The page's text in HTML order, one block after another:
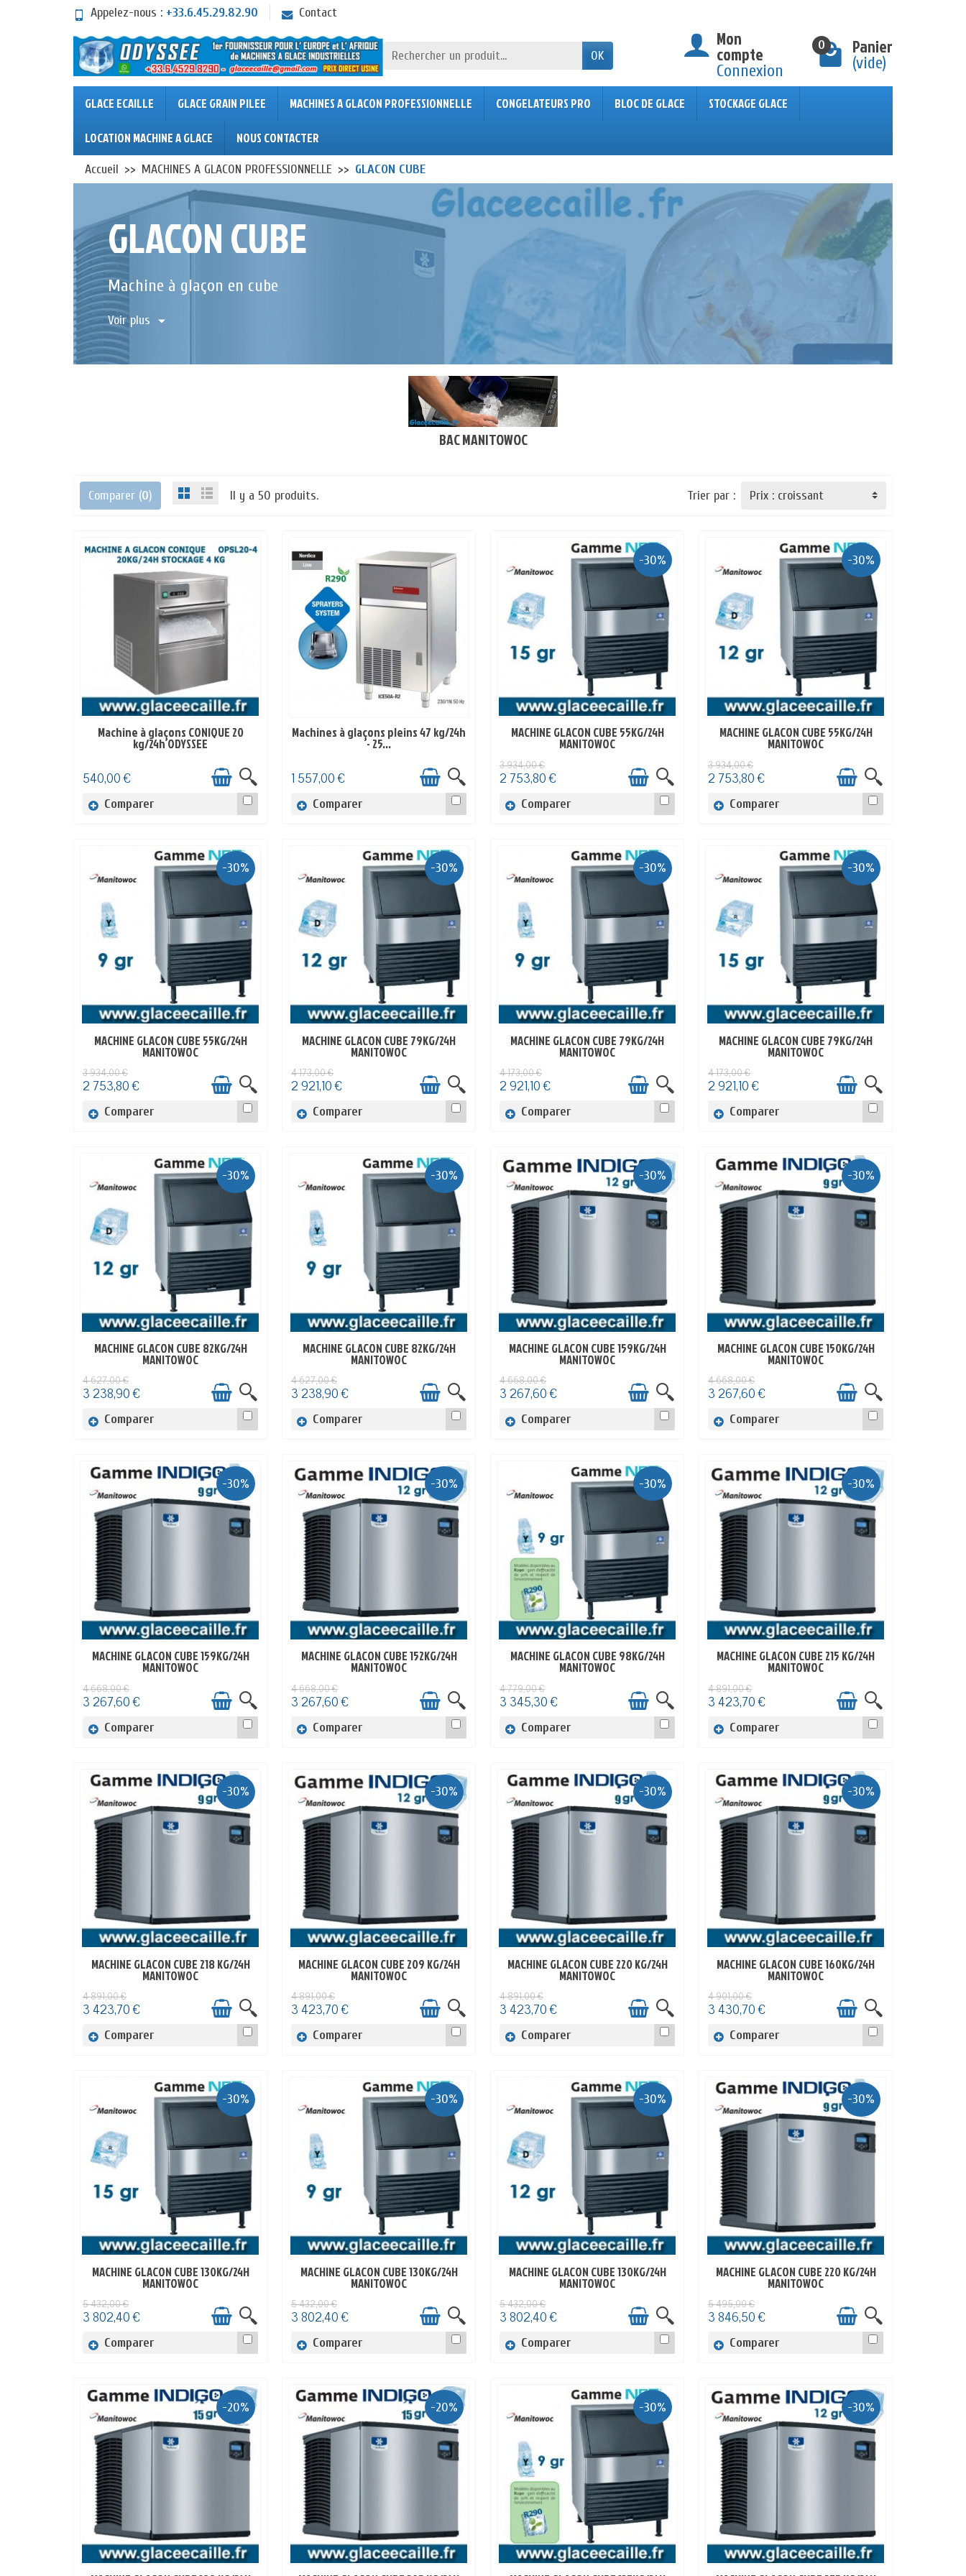
Appelez-nous : +33.6.45.29.82.90 Contact
OK
Mon
compte
Connexion
0 Panier
(vide)
GLACE ECAILLE GLACE GRAIN PILEE MACHINES A GLACON PROFESSIONNELLE CONGELATEURS PRO BLOC DE GLACE STOCKAGE GLACE
LOCATION MACHINE A GLACE NOUS CONTACTER
Accueil MACHINES A GLACON PROFESSIONNELLE GLACON CUBE
GLACON CUBE
Machine à glaçon en cube
Voir plus
BAC MANITOWOC
Comparer (0) Il y a 50 produits. Trier par :
EN STOCK
Machine à glaçons CONIQUE 20
kg/24h ODYSSEE
540,00 €
Comparer
EN STOCK
Machines à glaçons pleins 47 kg/24h
- 25...
1 557,00 €
Comparer
-30%
EN STOCK
MACHINE GLACON CUBE 55KG/24H
MANITOWOC
3 934,00 €
2 753,80 €
Comparer
-30%
EN STOCK
MACHINE GLACON CUBE 55KG/24H
MANITOWOC
3 934,00 €
2 753,80 €
Comparer
-30%
EN STOCK
MACHINE GLACON CUBE 55KG/24H
MANITOWOC
3 934,00 €
2 753,80 €
Comparer
-30%
EN STOCK
MACHINE GLACON CUBE 79KG/24H
MANITOWOC
4 173,00 €
2 921,10 €
Comparer
-30%
EN STOCK
MACHINE GLACON CUBE 79KG/24H
MANITOWOC
4 173,00 €
2 921,10 €
Comparer
-30%
EN STOCK
MACHINE GLACON CUBE 79KG/24H
MANITOWOC
4 173,00 €
2 921,10 €
Comparer
-30%
EN STOCK
MACHINE GLACON CUBE 82KG/24H
MANITOWOC
4 627,00 €
3 238,90 €
Comparer
-30%
EN STOCK
MACHINE GLACON CUBE 82KG/24H
MANITOWOC
4 627,00 €
3 238,90 €
Comparer
-30%
EN STOCK
MACHINE GLACON CUBE 159KG/24H
MANITOWOC
4 668,00 €
3 267,60 €
Comparer
-30%
EN STOCK
MACHINE GLACON CUBE 150KG/24H
MANITOWOC
4 668,00 €
3 267,60 €
Comparer
-30%
EN STOCK
MACHINE GLACON CUBE 159KG/24H
MANITOWOC
4 668,00 €
3 267,60 €
Comparer
-30%
EN STOCK
MACHINE GLACON CUBE 152KG/24H
MANITOWOC
4 668,00 €
3 267,60 €
Comparer
-30%
EN STOCK
MACHINE GLACON CUBE 98KG/24H
MANITOWOC
4 779,00 €
3 345,30 €
Comparer
-30%
EN STOCK
MACHINE GLACON CUBE 215 KG/24H
MANITOWOC
4 891,00 €
3 423,70 €
Comparer
-30%
EN STOCK
MACHINE GLACON CUBE 218 KG/24H
MANITOWOC
4 891,00 €
3 423,70 €
Comparer
-30%
EN STOCK
MACHINE GLACON CUBE 209 KG/24H
MANITOWOC
4 891,00 €
3 423,70 €
Comparer
-30%
EN STOCK
MACHINE GLACON CUBE 220 KG/24H
MANITOWOC
4 891,00 €
3 423,70 €
Comparer
-30%
EN STOCK
MACHINE GLACON CUBE 160KG/24H
MANITOWOC
4 901,00 €
3 430,70 €
Comparer
-30%
EN STOCK
MACHINE GLACON CUBE 130KG/24H
MANITOWOC
5 432,00 €
3 802,40 €
Comparer
-30%
EN STOCK
MACHINE GLACON CUBE 130KG/24H
MANITOWOC
5 432,00 €
3 802,40 €
Comparer
-30%
EN STOCK
MACHINE GLACON CUBE 130KG/24H
MANITOWOC
5 432,00 €
3 802,40 €
Comparer
-30%
EN STOCK
MACHINE GLACON CUBE 220 KG/24H
MANITOWOC
5 495,00 €
3 846,50 €
Comparer
-20% -20% -30% -30%